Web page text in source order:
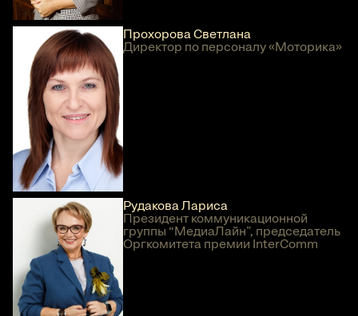
Прохорова Светлана
Директор по персоналу «Моторика»
Рудакова Лариса
Президент коммуникационной
группы “МедиаЛайн”, председатель
Оргкомитета премии InterComm